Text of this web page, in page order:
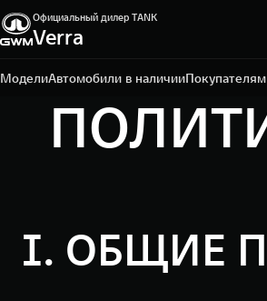
Официальный дилер TANK
Verra
МоделиАвтомобили в наличииПокупателям
Уфа, пр-кт Салавата Юлаева, д. 26
+7 (347) 215-06-84
I. ОБЩИЕ